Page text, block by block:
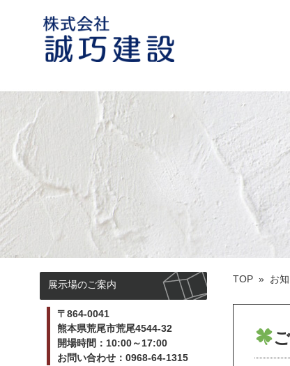
社
TOP » お
展示場のご案内
〒864-0041
熊本県荒尾市荒尾4544-32
開場時間：10:00～17:00
お問い合わせ：0968-64-1315